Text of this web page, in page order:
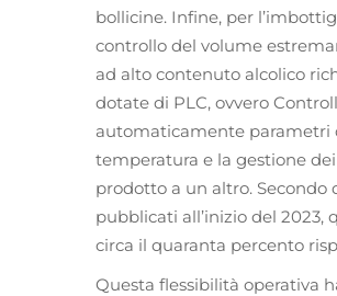
bollicine. Infine, per
controllo del volume
ad alto contenuto alcolico
dotate di PLC, ovvero
automaticamente parametri
temperatura e la gestione
prodotto a un altro.
pubblicati all’inizio del
circa il quaranta percento
Questa flessibilità operativa